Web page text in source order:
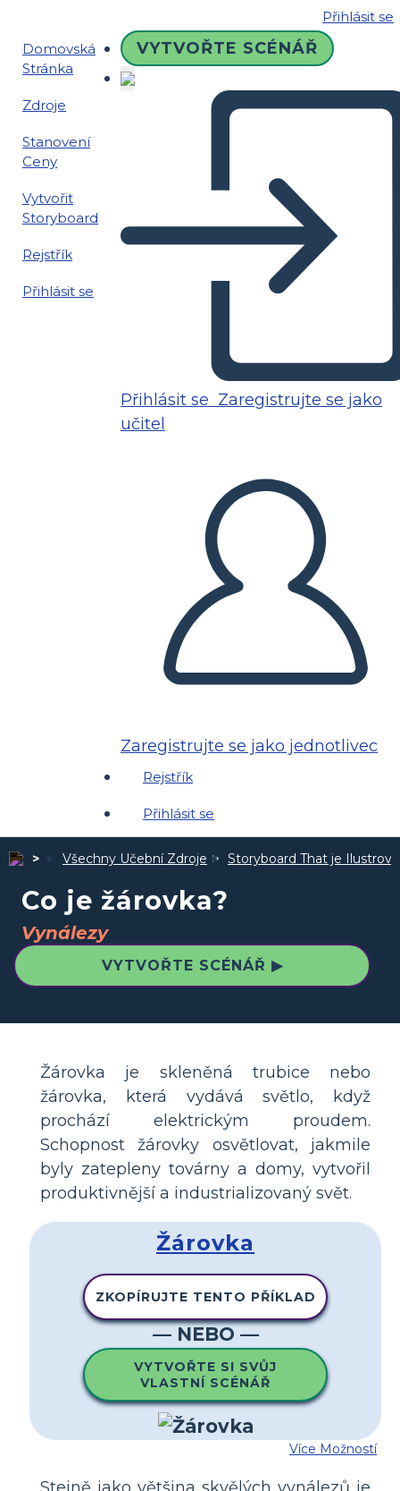
Přihlásit se
Domovská
Stránka
Zdroje
Stanovení
Ceny
Vytvořit
Storyboard
Rejstřík
Přihlásit se
VYTVOŘTE SCÉNÁŘ
Přihlásit se Zaregistrujte se jako
učitel
Zaregistrujte se jako jednotlivec
Rejstřík
Přihlásit se
Všechny Učební Zdroje Storyboard That je
Co je žárovka?
Vynálezy
VYTVOŘTE SCÉNÁŘ ▶
Žárovka je skleněná trubice nebo
žárovka, která vydává světlo, když
prochází elektrickým proudem.
Schopnost žárovky osvětlovat, jakmile
byly zatepleny továrny a domy, vytvořil
produktivnější a industrializovaný svět.
Žárovka
ZKOPÍRUJTE TENTO PŘÍKLAD
— NEBO —
VYTVOŘTE SI SVŮJ
VLASTNÍ SCÉNÁŘ
Více Možností